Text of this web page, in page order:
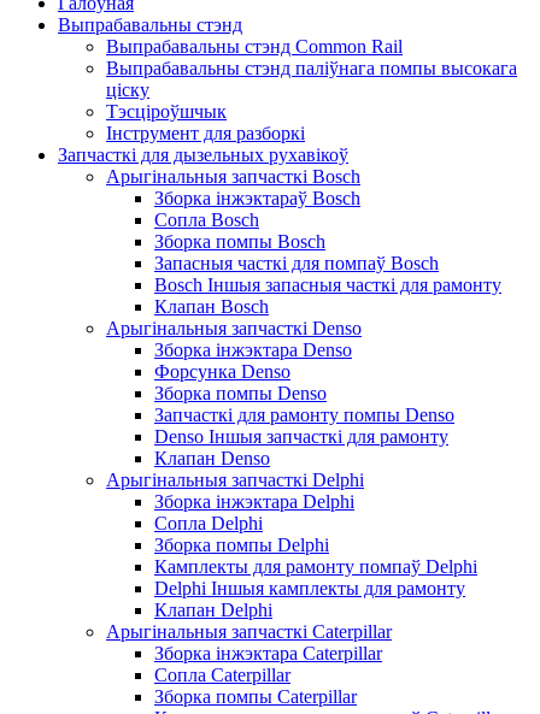
Выпрабавальны стэнд
Выпрабавальны стэнд Common Rail
Выпрабавальны стэнд паліўнага помпы высокага
ціску
Тэсціроўшчык
Інструмент для разборкі
Запчасткі для дызельных рухавікоў
Арыгінальныя запчасткі Bosch
Зборка інжэктараў Bosch
Сопла Bosch
Зборка помпы Bosch
Запасныя часткі для помпаў Bosch
Bosch Іншыя запасныя часткі для рамонту
Клапан Bosch
Арыгінальныя запчасткі Denso
Зборка інжэктара Denso
Форсунка Denso
Зборка помпы Denso
Запчасткі для рамонту помпы Denso
Denso Іншыя запчасткі для рамонту
Клапан Denso
Арыгінальныя запчасткі Delphi
Зборка інжэктара Delphi
Сопла Delphi
Зборка помпы Delphi
Камплекты для рамонту помпаў Delphi
Delphi Іншыя камплекты для рамонту
Клапан Delphi
Арыгінальныя запчасткі Caterpillar
Зборка інжэктара Caterpillar
Сопла Caterpillar
Зборка помпы Caterpillar